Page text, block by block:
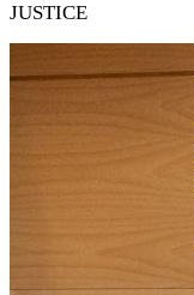
JUSTICE